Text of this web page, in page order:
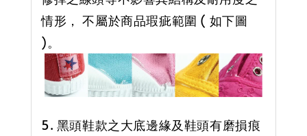
情形， 不屬於商品瑕疵範圍 ( 如下圖
)。
5. 黑頭鞋款之大底邊緣及鞋頭有磨損痕